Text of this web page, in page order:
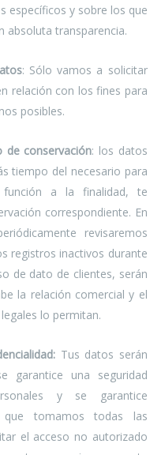
específicos y sobre los que
absoluta transparencia.
: Sólo vamos a solicitar
relación con los fines para
posibles.
de conservación: los datos
tiempo del necesario para
a la finalidad, te
correspondiente. En
revisaremos
registros inactivos durante
de dato de clientes, serán
la relación comercial y el
lo permitan.
Tus datos serán
garantice una seguridad
y se garantice
que tomamos todas las
el acceso no autorizado